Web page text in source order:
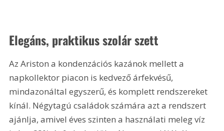
Elegáns, praktikus szolár szett
Az Ariston a kondenzációs kazánok mellett a
napkollektor piacon is kedvező árfekvésű,
mindazonáltal egyszerű, és komplett rendszereket
kínál. Négytagú családok számára azt a rendszert
ajánlja, amivel éves szinten a használati meleg víz